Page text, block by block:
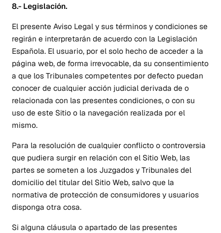
8.- Legislación.
El presente Aviso Legal y sus términos y condiciones se
regirán e interpretarán de acuerdo con la Legislación
Española. El usuario, por el solo hecho de acceder a la
página web, de forma irrevocable, da su consentimiento
a que los Tribunales competentes por defecto puedan
conocer de cualquier acción judicial derivada de o
relacionada con las presentes condiciones, o con su
uso de este Sitio o la navegación realizada por el
mismo.
Para la resolución de cualquier conflicto o controversia
que pudiera surgir en relación con el Sitio Web, las
partes se someten a los Juzgados y Tribunales del
domicilio del titular del Sitio Web, salvo que la
normativa de protección de consumidores y usuarios
disponga otra cosa.
Si alguna cláusula o apartado de las presentes